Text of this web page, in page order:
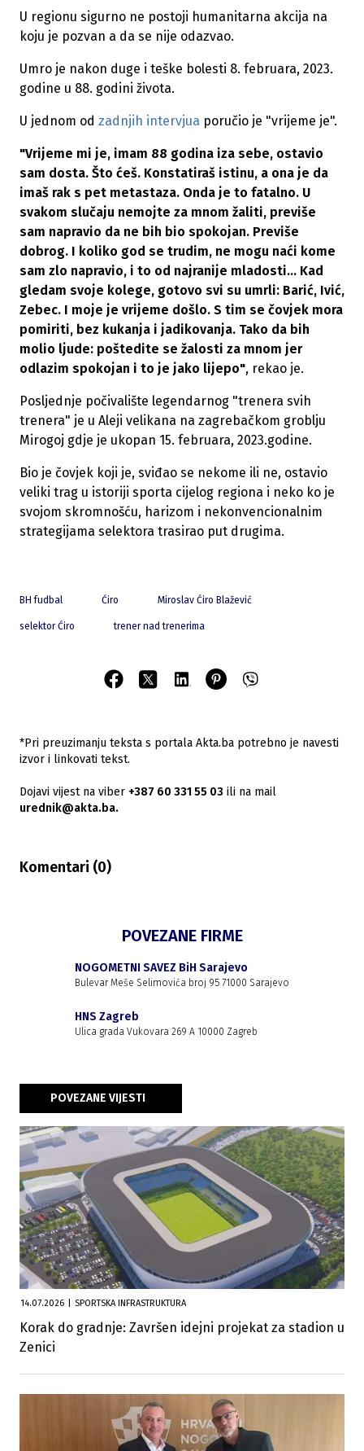
U regionu sigurno ne postoji humanitarna akcija na
koju je pozvan a da se nije odazvao.
Umro je nakon duge i teške bolesti 8. februara, 2023.
godine u 88. godini života.
U jednom od zadnjih intervjua poručio je "vrijeme je".
"Vrijeme mi je, imam 88 godina iza sebe, ostavio
sam dosta. Što ćeš. Konstatiraš istinu, a ona je da
imaš rak s pet metastaza. Onda je to fatalno. U
svakom slučaju nemojte za mnom žaliti, previše
sam napravio da ne bih bio spokojan. Previše
dobrog. I koliko god se trudim, ne mogu naći kome
sam zlo napravio, i to od najranije mladosti... Kad
gledam svoje kolege, gotovo svi su umrli: Barić, Ivić,
Zebec. I moje je vrijeme došlo. S tim se čovjek mora
pomiriti, bez kukanja i jadikovanja. Tako da bih
molio ljude: poštedite se žalosti za mnom jer
odlazim spokojan i to je jako lijepo", rekao je.
Posljednje počivalište legendarnog "trenera svih
trenera" je u Aleji velikana na zagrebačkom groblju
Mirogoj gdje je ukopan 15. februara, 2023.godine.
Bio je čovjek koji je, sviđao se nekome ili ne, ostavio
veliki trag u istoriji sporta cijelog regiona i neko ko je
svojom skromnošću, harizom i nekonvencionalnim
strategijama selektora trasirao put drugima.
BH fudbal Ćiro Miroslav Ćiro Blažević
selektor Ćiro trener nad trenerima
*Pri preuzimanju teksta s portala Akta.ba potrebno je navesti
izvor i linkovati tekst.
Dojavi vijest na viber +387 60 331 55 03 ili na mail
urednik@akta.ba.
Komentari (0)
POVEZANE FIRME
NOGOMETNI SAVEZ BiH Sarajevo
Bulevar Meše Selimovića broj 95 71000 Sarajevo
HNS Zagreb
Ulica grada Vukovara 269 A 10000 Zagreb
POVEZANE VIJESTI
14.07.2026 SPORTSKA INFRASTRUKTURA
Korak do gradnje: Završen idejni projekat za stadion u
Zenici